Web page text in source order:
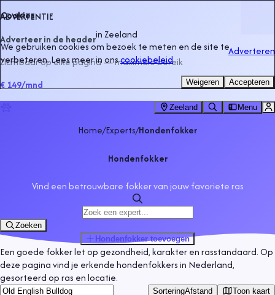
ADVERTENTIE
Adverteer in de headerinZeeland
Zichtbaar op elke pagina — maximale bereik
€ 149/mnd
Adverteren
Zeeland Menu
Home/Experts/Hondenfokker
Hondenfokker
Vind een betrouwbare fokker van jouw favoriete ras
Zoeken
Hondenfokkertoevoegen
Een goede fokker let op gezondheid, karakter en rasstandaard. Op
deze pagina vind je erkende hondenfokkers in Nederland,
gesorteerd op ras en locatie.
SorteringAfstand Toon kaart
Cookies
We gebruiken cookies om bezoek te meten en de site te
verbeteren. Lees meer in onscookiebeleid.
Weigeren Accepteren